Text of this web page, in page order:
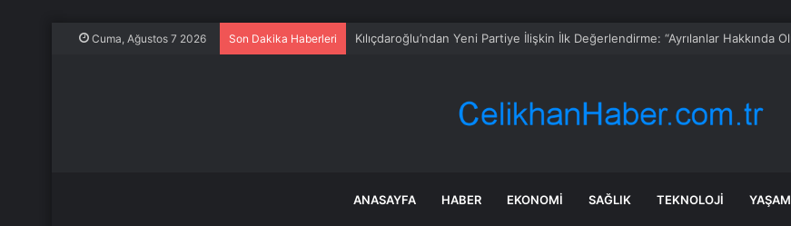
Cuma, Ağustos 7 2026 Son Dakika Haberleri
ANASAYFA HABER EKONOMI SAĞLIK TEKNOLOJI YAŞAM